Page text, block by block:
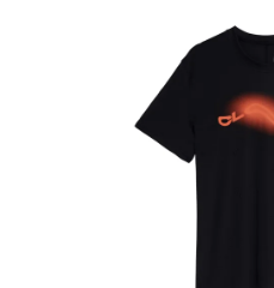
hvězdiček.